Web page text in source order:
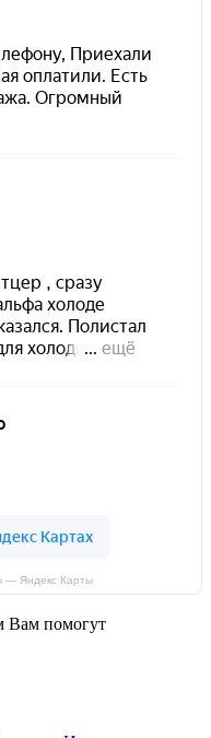
— Яндекс Карты
Вам помогут